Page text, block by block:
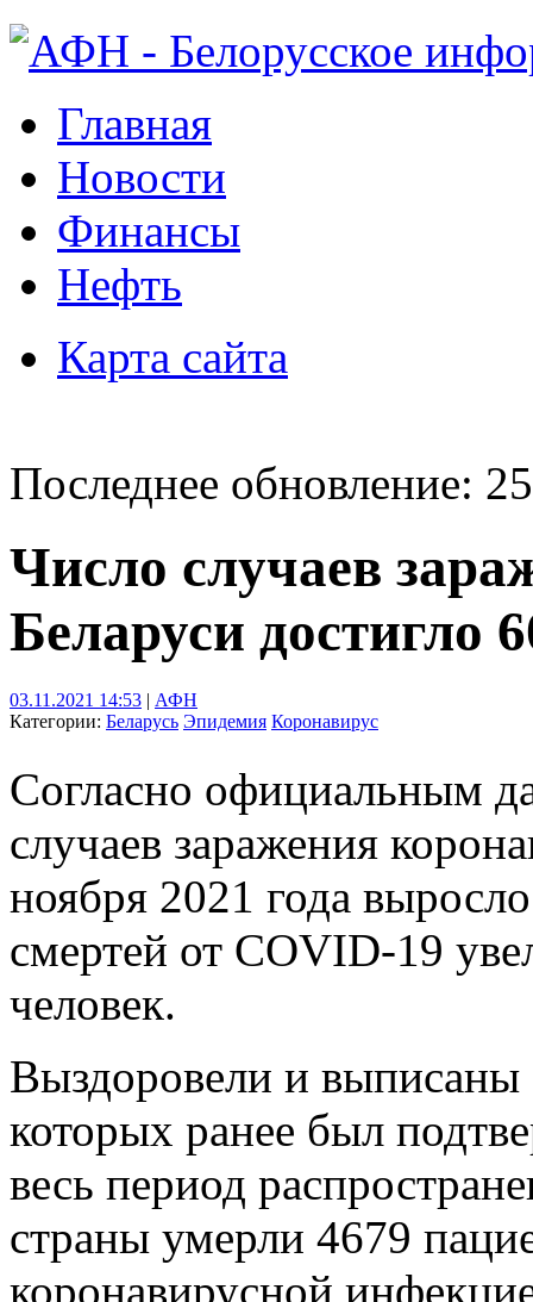
Главная
Новости
Финансы
Нефть
Карта сайта
Последнее обновление:
Число случаев
Беларуси достигло
03.11.2021 14:53 | АФН
Категории: Беларусь Эпидемия Коронавирус
Согласно официальным
случаев заражения
ноября 2021 года
смертей от COVID-19
человек.
Выздоровели и
которых ранее был
весь период
страны умерли 4679
коронавирусной